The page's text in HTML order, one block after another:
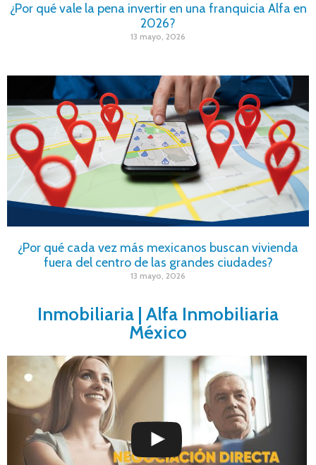
¿Por qué vale la pena invertir en una franquicia Alfa en
2026?
13 mayo, 2026
¿Por qué cada vez más mexicanos buscan vivienda
fuera del centro de las grandes ciudades?
13 mayo, 2026
Inmobiliaria | Alfa Inmobiliaria
México